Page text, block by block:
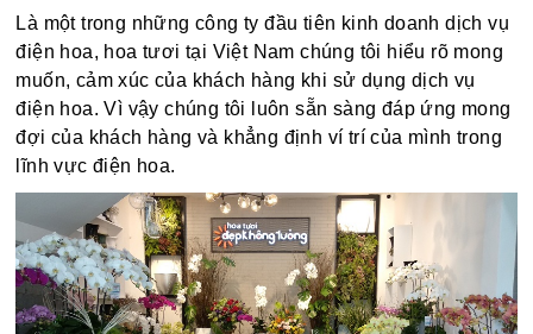
Là một trong những công ty đầu tiên kinh doanh dịch vụ
điện hoa, hoa tươi tại Việt Nam chúng tôi hiểu rõ mong
muốn, cảm xúc của khách hàng khi sử dụng dịch vụ
điện hoa. Vì vậy chúng tôi luôn sẵn sàng đáp ứng mong
đợi của khách hàng và khẳng định ví trí của mình trong
lĩnh vực điện hoa.